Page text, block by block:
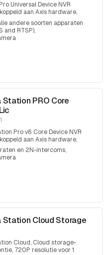
Universal Device NVR
aan Axis hardware,
andere soorten apparaten
and RTSP)
Station PRO Core
Pro v6 Core Device NVR
aan Axis hardware,
en 2N-intercoms
Station Cloud Storage
Cloud, Cloud storage-
720P resolutie voor 1